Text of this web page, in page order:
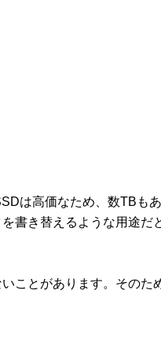
は高価なため、数TBも
書き替えるような用途だ
ことがあります。そのた